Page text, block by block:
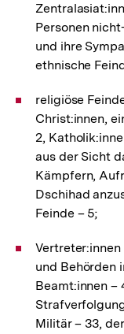
Personen
und ihre
ethnische
religiöse
Christ:innen,
2,
aus der Sicht
Kämpfern,
Dschihad
Feinde – 5;
und Behörden
Beamt:innen –
Militär – 33,